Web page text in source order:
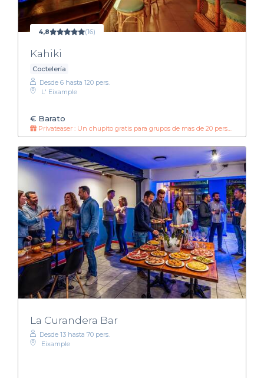
4,8 (16)
Kahiki
Coctelería
Desde 6 hasta 120 pers.
L' Eixample
€ Barato
Privateaser : Un chupito gratis para grupos de mas de 20 personas!
La Curandera Bar
Desde 13 hasta 70 pers.
Eixample